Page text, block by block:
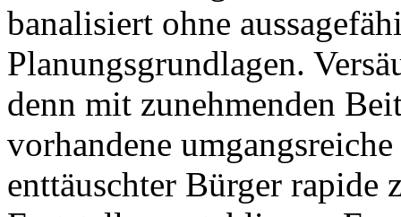
banalisiert ohne
Planungsgrundlagen.
denn mit zunehmenden
vorhandene
enttäuschter Bürger rapide